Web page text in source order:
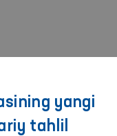
yangi
tahlil